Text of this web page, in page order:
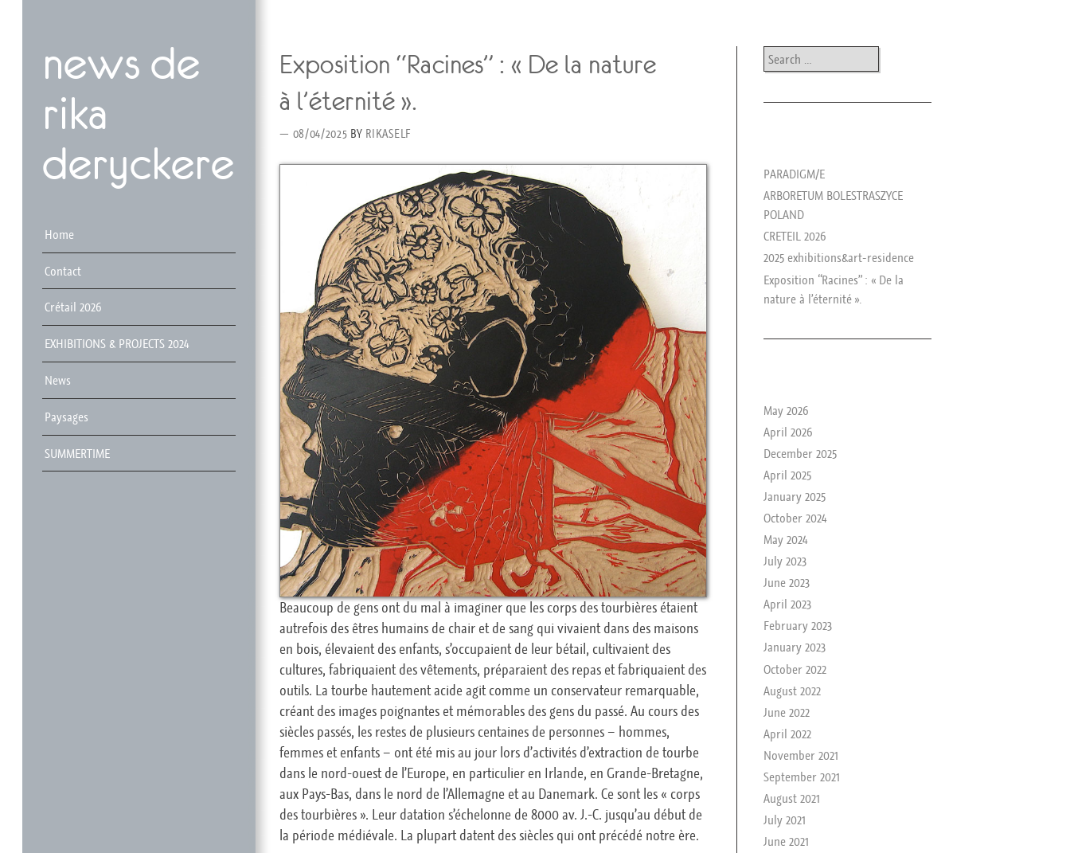
news de
rika
deryckere
Home
Contact
Crétail 2026
EXHIBITIONS & PROJECTS 2024
News
Paysages
SUMMERTIME
Exposition “Racines” : « De la nature
à l’éternité ».
08/04/2025 BY RIKASELF
Beaucoup de gens ont du mal à imaginer que les corps des tourbières étaient
autrefois des êtres humains de chair et de sang qui vivaient dans des maisons
en bois, élevaient des enfants, s’occupaient de leur bétail, cultivaient des
cultures, fabriquaient des vêtements, préparaient des repas et fabriquaient des
outils. La tourbe hautement acide agit comme un conservateur remarquable,
créant des images poignantes et mémorables des gens du passé. Au cours des
siècles passés, les restes de plusieurs centaines de personnes – hommes,
femmes et enfants – ont été mis au jour lors d’activités d’extraction de tourbe
dans le nord-ouest de l’Europe, en particulier en Irlande, en Grande-Bretagne,
aux Pays-Bas, dans le nord de l’Allemagne et au Danemark. Ce sont les « corps
des tourbières ». Leur datation s’échelonne de 8000 av. J.-C. jusqu’au début de
la période médiévale. La plupart datent des siècles qui ont précédé notre ère.
Search
PARADIGM/E
ARBORETUM BOLESTRASZYCE
POLAND
CRETEIL 2026
2025 exhibitions&art-residence
Exposition “Racines” : « De la
nature à l’éternité ».
May 2026
April 2026
December 2025
April 2025
January 2025
October 2024
May 2024
July 2023
June 2023
April 2023
February 2023
January 2023
October 2022
August 2022
June 2022
April 2022
November 2021
September 2021
August 2021
July 2021
June 2021